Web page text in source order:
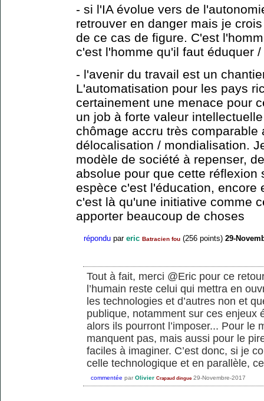
- si l'IA évolue vers de
retrouver en danger mais je
de ce cas de figure. C'est
c'est l'homme qu'il faut éduquer
- l'avenir du travail est un
L'automatisation pour les pays
certainement une menace pour
un job à forte valeur
chômage accru très comparable
délocalisation / mondialisation.
modèle de société à repenser,
absolue pour que cette réflexion
espèce c'est l'éducation, encore
c'est là qu'une initiative comme
apporter beaucoup de choses
répondu par eric Batracien fou (256 points) 29-
Tout à fait, merci @Eric pour ce
l’humain reste celui qui mettra en
les technologies et d’autres non et
publique, notamment sur ces enjeux
alors ils pourront l’imposer... Pour le
manquent pas, mais aussi pour le
faciles à imaginer. C’est donc, si je
celle technologique et en parallèle,
commentée par Olivier Crapaud dingue 29-Novembre-2017